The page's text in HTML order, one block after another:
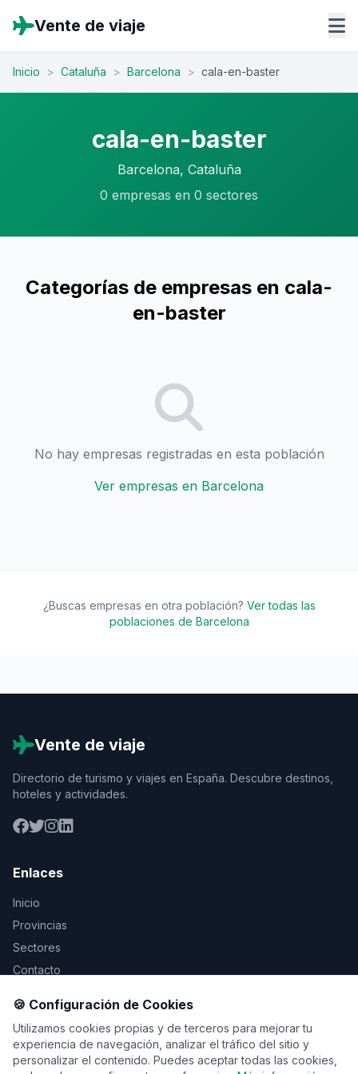
Vente de viaje
Inicio > Cataluña > Barcelona > cala-en-baster
cala-en-baster
Barcelona, Cataluña
0 empresas en 0 sectores
Categorías de empresas en cala-
en-baster
No hay empresas registradas en esta población
Ver empresas en Barcelona
¿Buscas empresas en otra población? Ver todas las
poblaciones de Barcelona
Vente de viaje
Directorio de turismo y viajes en España. Descubre destinos,
hoteles y actividades.
Enlaces
Inicio
Provincias
Sectores
Contacto
Legal
Aviso Legal
Privacidad
🍪 Configuración de Cookies
Utilizamos cookies propias y de terceros para mejorar tu
experiencia de navegación, analizar el tráfico del sitio y
personalizar el contenido. Puedes aceptar todas las cookies,